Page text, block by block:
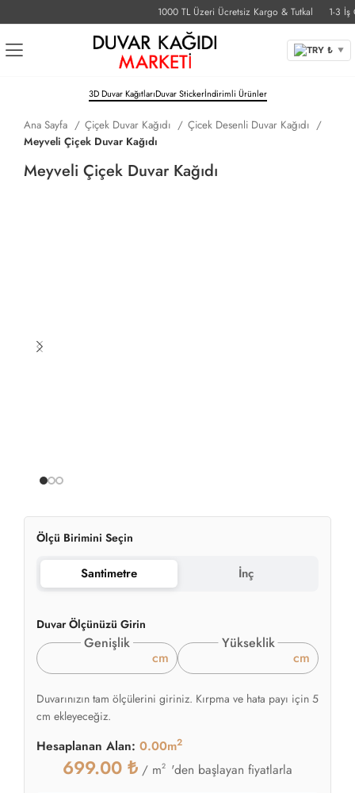
1000 TL Üzeri Ücretsiz Kargo & Tutkal 1-3 İş
TRY ₺ ▼
3D Duvar KağıtlarıDuvar Stickerİndirimli Ürünler
Ana Sayfa Çiçek Duvar Kağıdı
Çicek Desenli Duvar Kağıdı
Meyveli Çiçek Duvar Kağıdı
Meyveli Çiçek Duvar Kağıdı
Ölçü Birimini Seçin
Santimetre İnç
Duvar Ölçünüzü Girin
Genişlik
cm
Yükseklik
cm
Duvarınızın tam ölçülerini giriniz. Kırpma ve hata payı için 5
cm ekleyeceğiz.
Hesaplanan Alan: 0.00m2
699.00 ₺ / m2 'den başlayan fiyatlarla